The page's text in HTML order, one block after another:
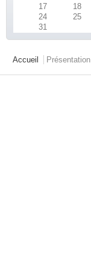
17
18
24
25
31
Menu principal
Accueil Présentation